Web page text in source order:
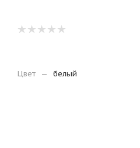
Цвет — белый